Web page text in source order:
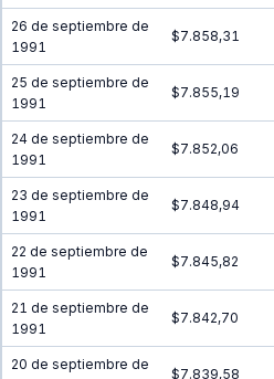
26 de septiembre de
1991
$7.858,31
25 de septiembre de
1991
$7.855,19
24 de septiembre de
1991
$7.852,06
23 de septiembre de
1991
$7.848,94
22 de septiembre de
1991
$7.845,82
21 de septiembre de
1991
$7.842,70
20 de septiembre de
$7.839,58